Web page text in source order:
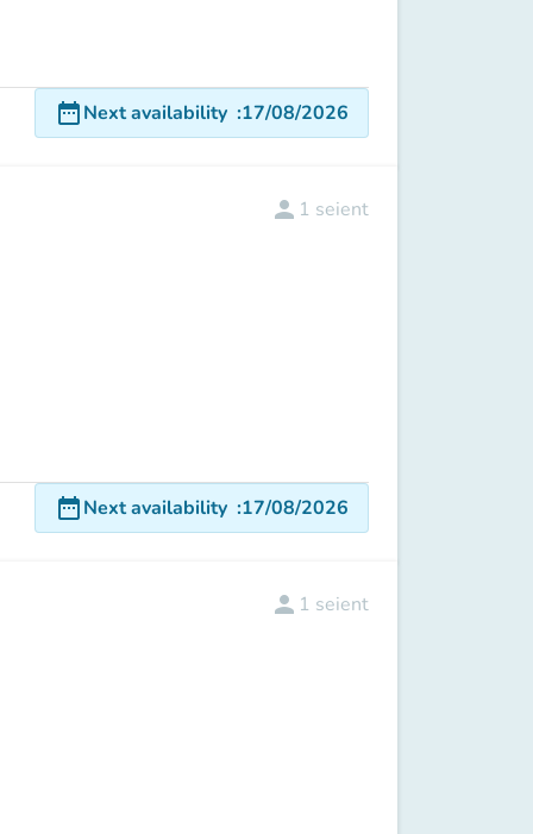
date_rangeNext availability :17/08/2026
person 1 seient
date_rangeNext availability :17/08/2026
person 1 seient